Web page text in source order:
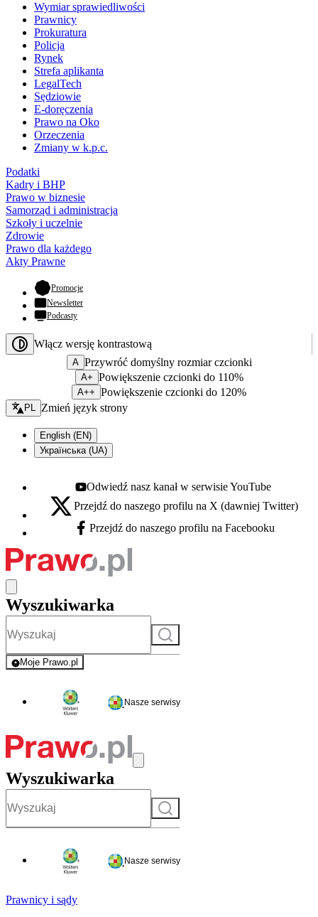
Wymiar sprawiedliwości
Prawnicy
Prokuratura
Policja
Rynek
Strefa aplikanta
LegalTech
Sędziowie
E-doręczenia
Prawo na Oko
Orzeczenia
Zmiany w k.p.c.
Podatki
Kadry i BHP
Prawo w biznesie
Samorząd i administracja
Szkoły i uczelnie
Zdrowie
Prawo dla każdego
Akty Prawne
Promocje- otwiera się w nowej karcie
Newsletter
Podcasty
Włącz wersję kontrastową
A Przywróć domyślny rozmiar czcionki
A+ Powiększenie czcionki do 110%
A++ Powiększenie czcionki do 120%
Zmień język - bieżący:
PL Zmień język strony
English (EN)
Українська (UA)
Youtube - otwiera się w nowej karcie
Odwiedź nasz kanał w serwisie YouTube
X - otwiera się w nowej karcie
Przejdź do naszego profilu na X (dawniej Twitter)
Facebook - otwiera się w nowej karcie
Przejdź do naszego profilu na Facebooku
Wyszukiwarka
Szukaj
Moje Prawo.pl
- rejestracja i logowanie do serwisu
Nasze serwisy
Wyszukiwarka
Szukaj
Nasze serwisy
Prawnicy i sądy